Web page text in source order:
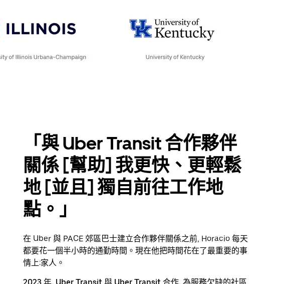
「與 Uber Transit 合作夥伴
關係 [幫助] 我更快、更輕鬆
地 [並且] 獨自前往工作地
點。」
在 Uber 與 PACE 郊區巴士建立合作夥伴關係之前, Horacio 每天
都要花一個半小時的通勤時間。現在他把時間花在了最重要的事
情上:家人。